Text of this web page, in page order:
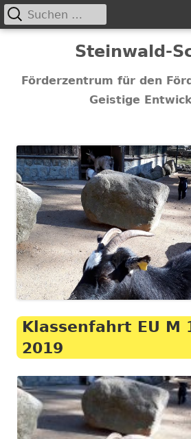
Inhalt
Steinwald-
Förderzentrum für den
Geistige
Primäres
Suchen
nach:
Klassenfahrt EU M
2019